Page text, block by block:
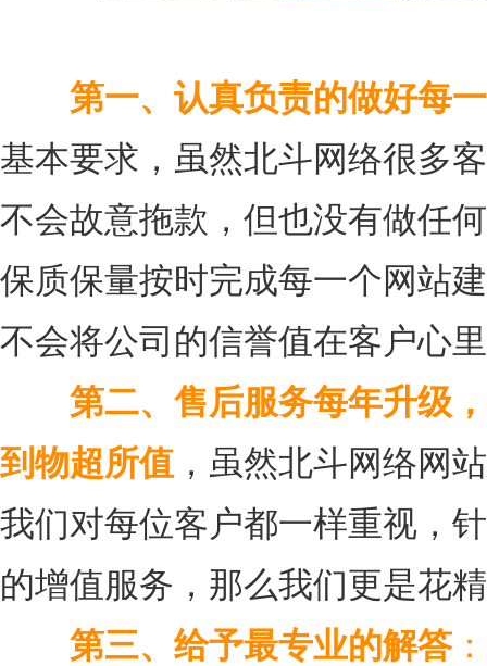
第一、认真负责的做好每
基本要求，虽然北斗网络很多
不会故意拖款，但也没有做任
保质保量按时完成每一个网站
不会将公司的信誉值在客户心
第二、售后服务每年升级
到物超所值 ，虽然北斗网络网
我们对每位客户都一样重视，
的增值服务，那么我们更是花
第三、给予最专业的解答：